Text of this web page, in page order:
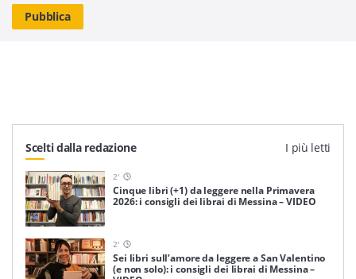
Scelti dalla redazione I più letti
2'
Cinque libri (+1) da leggere nella Primavera
2026: i consigli dei librai di Messina – VIDEO
2'
Sei libri sull’amore da leggere a San Valentino
(e non solo): i consigli dei librai di Messina –